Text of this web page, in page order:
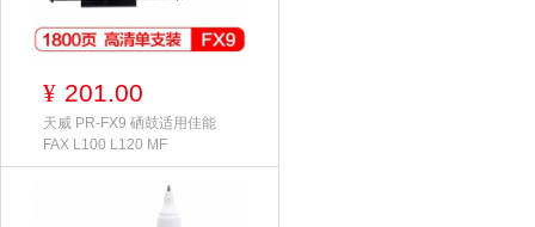
¥ 201.00
天威 PR-FX9 硒鼓适用佳能
FAX L100 L120 MF